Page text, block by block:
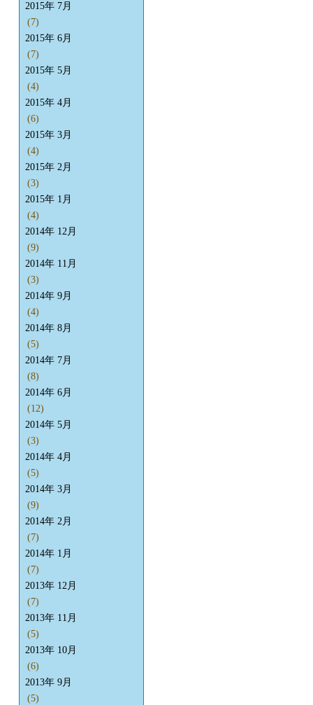
2015年 7月
(7)
2015年 6月
(7)
2015年 5月
(4)
2015年 4月
(6)
2015年 3月
(4)
2015年 2月
(3)
2015年 1月
(4)
2014年 12月
(9)
2014年 11月
(3)
2014年 9月
(4)
2014年 8月
(5)
2014年 7月
(8)
2014年 6月
(12)
2014年 5月
(3)
2014年 4月
(5)
2014年 3月
(9)
2014年 2月
(7)
2014年 1月
(7)
2013年 12月
(7)
2013年 11月
(5)
2013年 10月
(6)
2013年 9月
(5)